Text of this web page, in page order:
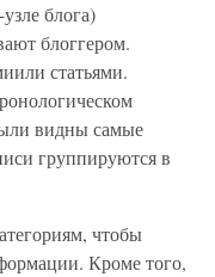
блога)
блоггером.
статьями.
видны самые
группируются в
чтобы
Кроме того,